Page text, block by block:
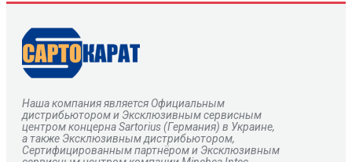
Наша компания является Официальным
дистрибьютором и Эксклюзивным сервисным
центромконцернаSartorius(Германия) в Украине,
а также Эксклюзивным дистрибьютором,
Сертифицированным партнёром и Эксклюзивным